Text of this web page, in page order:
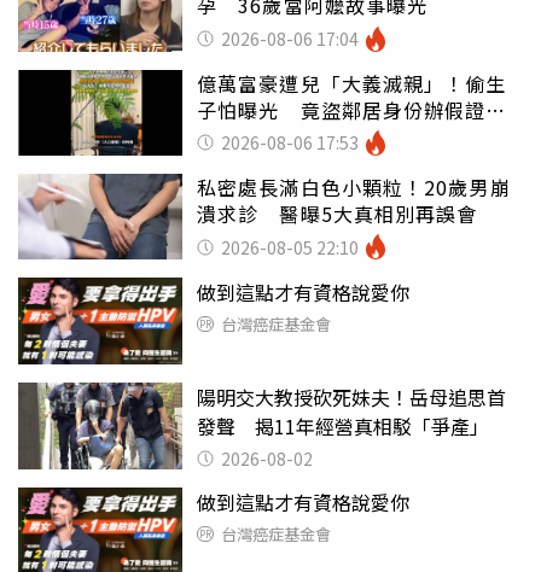
2026-08-06 17:04
億萬富豪遭兒「大義滅親」！偷生
子怕曝光 竟盜鄰居身份辦假證落
戶 2026-08-06 17:53
私密處長滿白色小顆粒！20歲男崩
潰求診 醫曝5大真相別再誤會
2026-08-05 22:10
做到這點才有資格說愛你
台灣癌症基金會
陽明交大教授砍死妹夫！岳母追思首
發聲 揭11年經營真相駁「爭產」
2026-08-02
做到這點才有資格說愛你
台灣癌症基金會